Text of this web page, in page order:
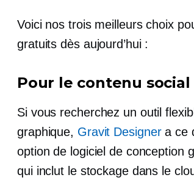
Voici nos trois meilleurs choix
gratuits dès aujourd’hui :
Pour le contenu
Si vous recherchez un outil
graphique, Gravit Designera ce
option de logiciel de conception
qui inclut le stockage dans le